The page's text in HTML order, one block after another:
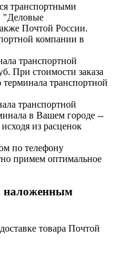
транспортными
Почтой России.
компании в
транспортной
При стоимости заказа
терминала транспортной
транспортной
в Вашем городе --
из расценок
по телефону
примем оптимальное
наложенным
товара Почтой